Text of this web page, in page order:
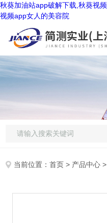
秋葵加油站app破解下载,秋葵视
视频app女人的美容院
当前位置：首页 > 产品中心 >